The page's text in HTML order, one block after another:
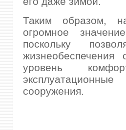
Таким образом,
огромное
поскольку
жизнеобеспечения
уровень
сооружения.